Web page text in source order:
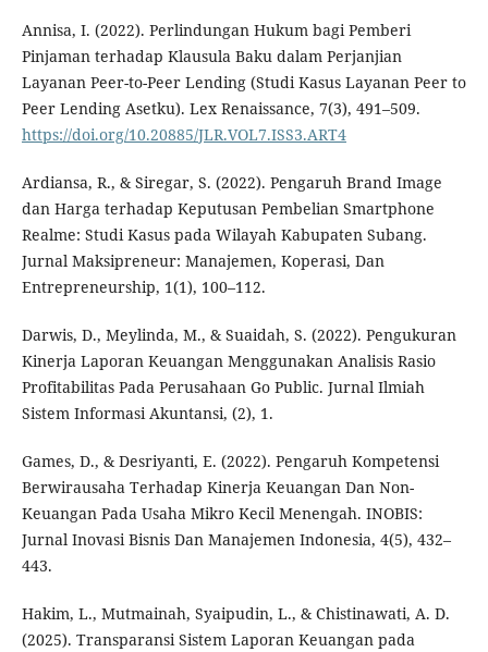
Annisa, I. (2022). Perlindungan Hukum bagi Pemberi
Pinjaman terhadap Klausula Baku dalam Perjanjian
Layanan Peer-to-Peer Lending (Studi Kasus Layanan Peer to
Peer Lending Asetku). Lex Renaissance, 7(3), 491–509.
https://doi.org/10.20885/JLR.VOL7.ISS3.ART4
Ardiansa, R., & Siregar, S. (2022). Pengaruh Brand Image
dan Harga terhadap Keputusan Pembelian Smartphone
Realme: Studi Kasus pada Wilayah Kabupaten Subang.
Jurnal Maksipreneur: Manajemen, Koperasi, Dan
Entrepreneurship, 1(1), 100–112.
Darwis, D., Meylinda, M., & Suaidah, S. (2022). Pengukuran
Kinerja Laporan Keuangan Menggunakan Analisis Rasio
Profitabilitas Pada Perusahaan Go Public. Jurnal Ilmiah
Sistem Informasi Akuntansi, (2), 1.
Games, D., & Desriyanti, E. (2022). Pengaruh Kompetensi
Berwirausaha Terhadap Kinerja Keuangan Dan Non-
Keuangan Pada Usaha Mikro Kecil Menengah. INOBIS:
Jurnal Inovasi Bisnis Dan Manajemen Indonesia, 4(5), 432–
443.
Hakim, L., Mutmainah, Syaipudin, L., & Chistinawati, A. D.
(2025). Transparansi Sistem Laporan Keuangan pada